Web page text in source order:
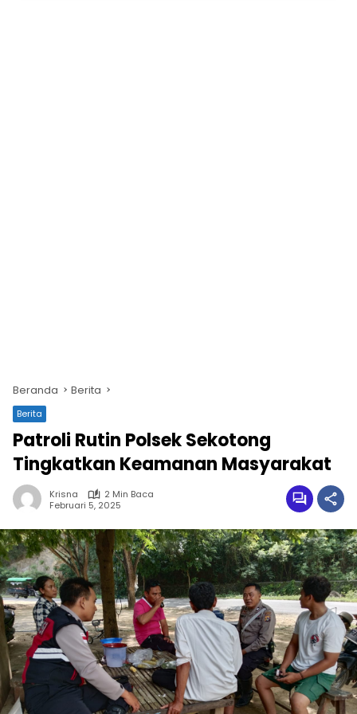
Beranda Berita
Berita
Patroli Rutin Polsek Sekotong
Tingkatkan Keamanan Masyarakat
Krisna
2 Min Baca
Februari 5, 2025